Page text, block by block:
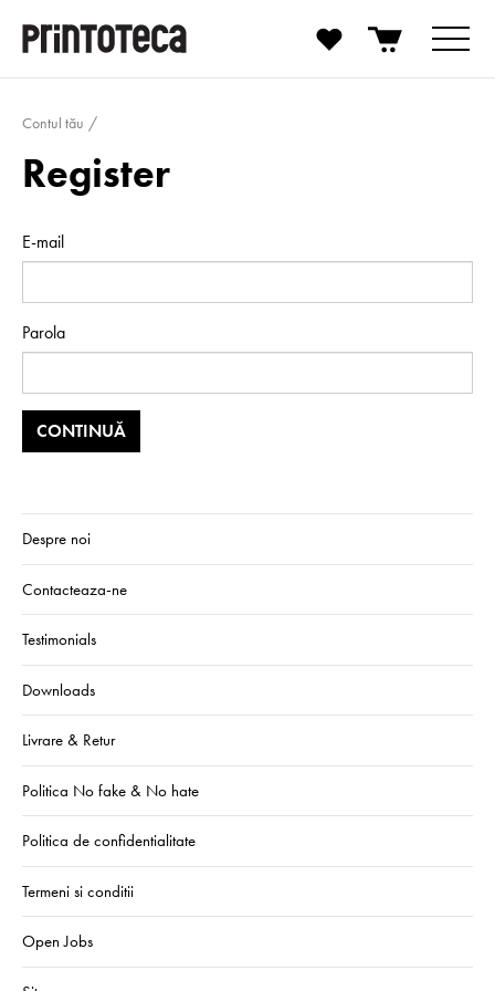
Contul tău
Register
E-mail
Parola
Despre noi
Contacteaza-ne
Testimonials
Downloads
Livrare & Retur
Politica No fake & No hate
Politica de confidentialitate
Termeni si conditii
Open Jobs